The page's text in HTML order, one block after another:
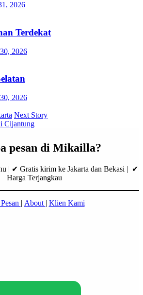
2026
Terdekat
2026
2026
Next Story
Cijantung
pesan di Mikailla?
| ✔ Gratis kirim ke Jakarta dan Bekasi | ✔
Harga Terjangkau
| About | Klien Kami